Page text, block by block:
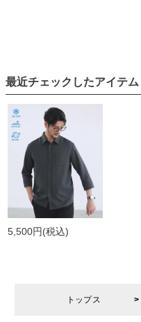
最近チェックしたアイテム
5,500円(税込)
トップス